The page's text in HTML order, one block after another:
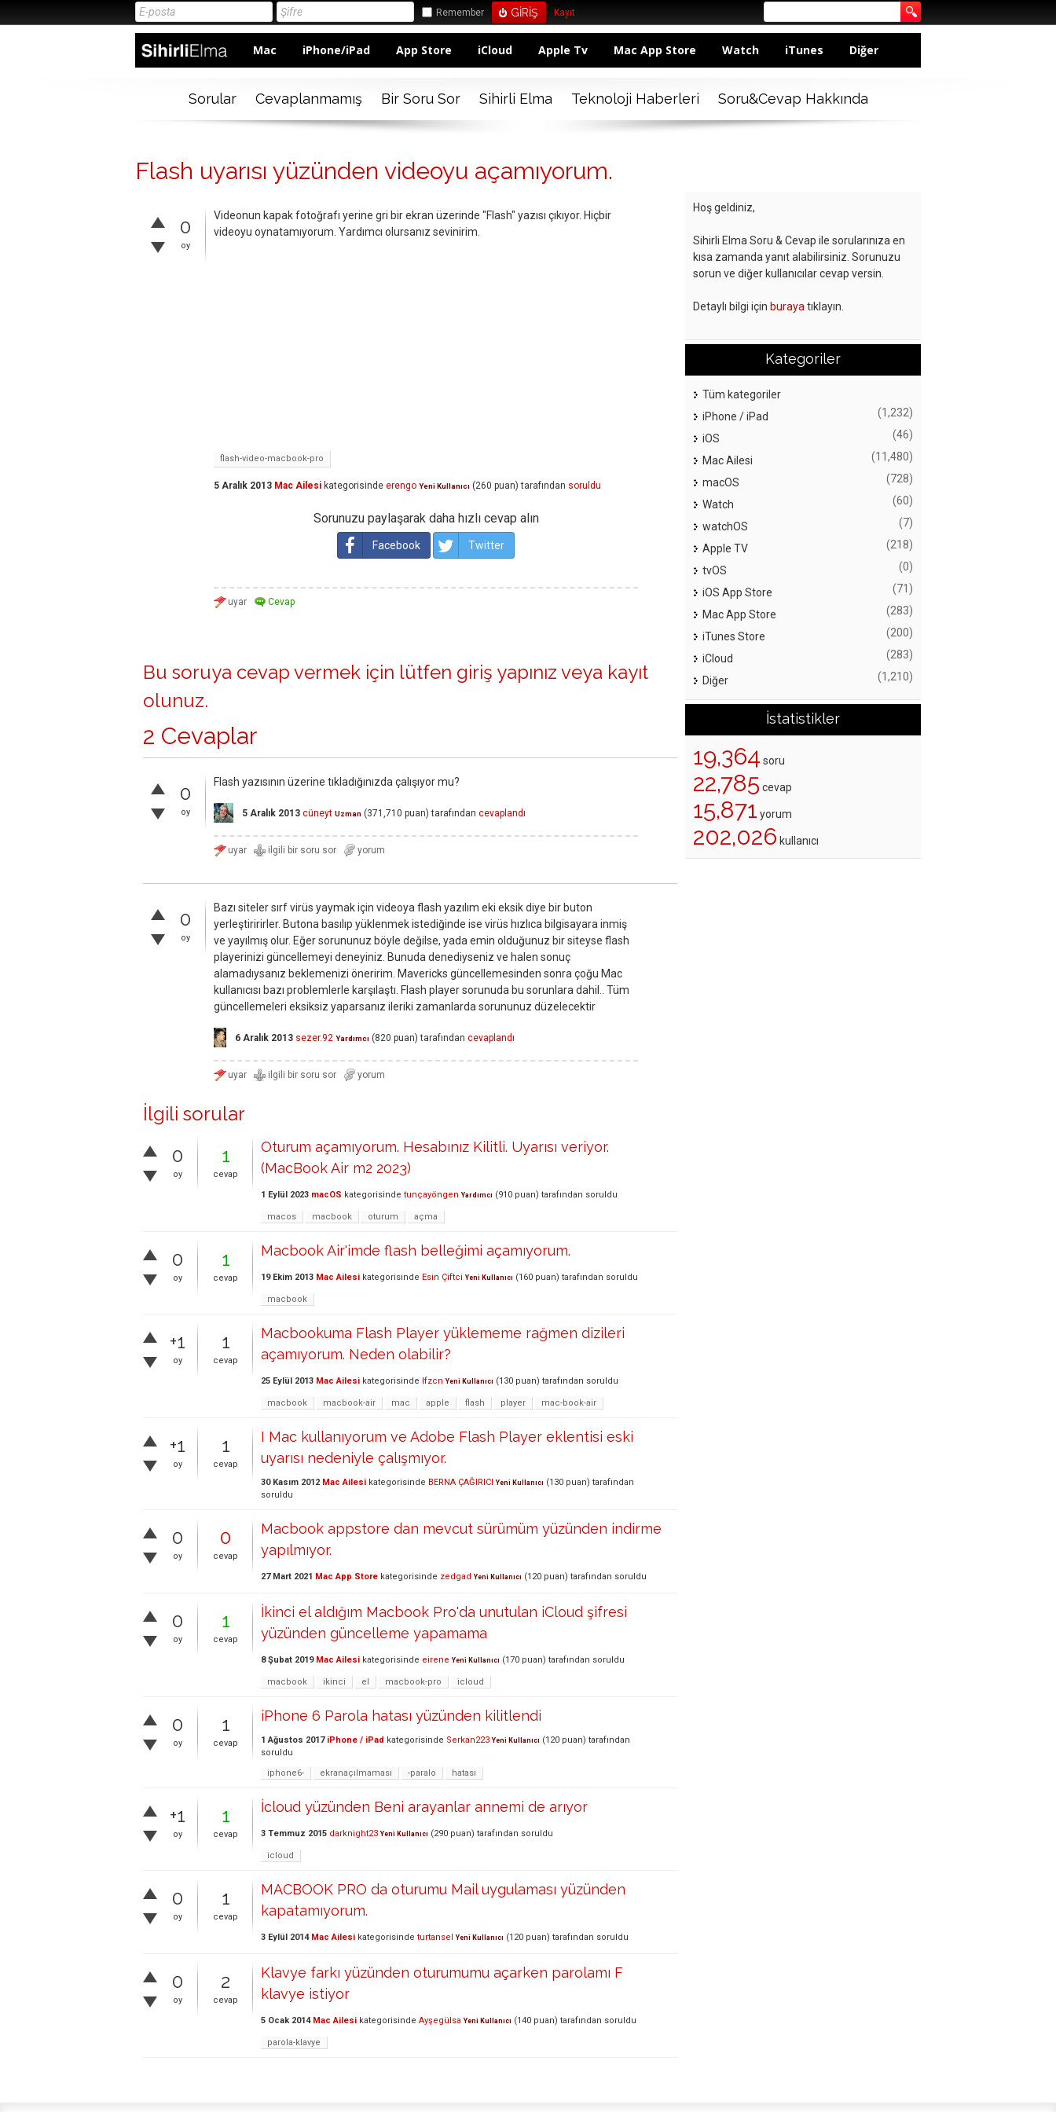
Remember Kayıt
Mac iPhone/iPad App Store iCloud Apple Tv Mac App Store Watch iTunes Diğer
Sorular Cevaplanmamış Bir Soru Sor Sihirli Elma Teknoloji Haberleri Soru&Cevap Hakkında
Flash uyarısı yüzünden videoyu açamıyorum.
0
oy
Videonun kapak fotoğrafı yerine gri bir ekran üzerinde "Flash" yazısı çıkıyor. Hiçbir
videoyu oynatamıyorum. Yardımcı olursanız sevinirim.
flash-video-macbook-pro
5 Aralık 2013 Mac Ailesi kategorisinde erengo Yeni Kullanıcı (260 puan) tarafından soruldu
Sorunuzu paylaşarak daha hızlı cevap alın
Facebook Twitter
Bu soruya cevap vermek için lütfen giriş yapınız veya kayıt
olunuz.
2 Cevaplar
0
oy
Flash yazısının üzerine tıkladığınızda çalışıyor mu?
5 Aralık 2013 cüneyt Uzman (371,710 puan) tarafından cevaplandı
0
oy
Bazı siteler sırf virüs yaymak için videoya flash yazılım eki eksik diye bir buton
yerleştiririrler. Butona basılıp yüklenmek istediğinde ise virüs hızlıca bilgisayara inmiş
ve yayılmış olur. Eğer sorununuz böyle değilse, yada emin olduğunuz bir siteyse flash
playerinizi güncellemeyi deneyiniz. Bunuda denediyseniz ve halen sonuç
alamadıysanız beklemenizi öneririm. Mavericks güncellemesinden sonra çoğu Mac
kullanıcısı bazı problemlerle karşılaştı. Flash player sorunuda bu sorunlara dahil.. Tüm
güncellemeleri eksiksiz yaparsanız ileriki zamanlarda sorununuz düzelecektir
6 Aralık 2013 sezer.92 Yardımcı (820 puan) tarafından cevaplandı
İlgili sorular
0
oy
1
cevap
Oturum açamıyorum. Hesabınız Kilitli. Uyarısı veriyor.
(MacBook Air m2 2023)
1 Eylül 2023 macOS kategorisinde tunçayöngen Yardımcı (910 puan) tarafından soruldu
macos macbook oturum açma
0
oy
1
cevap
Macbook Air'imde flash belleğimi açamıyorum.
19 Ekim 2013 Mac Ailesi kategorisinde Esin Çiftci Yeni Kullanıcı (160 puan) tarafından soruldu
macbook
+1
oy
1
cevap
Macbookuma Flash Player yüklememe rağmen dizileri
açamıyorum. Neden olabilir?
25 Eylül 2013 Mac Ailesi kategorisinde lfzcn Yeni Kullanıcı (130 puan) tarafından soruldu
macbook macbook-air mac apple flash player mac-book-air
+1
oy
1
cevap
I Mac kullanıyorum ve Adobe Flash Player eklentisi eski
uyarısı nedeniyle çalışmıyor.
30 Kasım 2012 Mac Ailesi kategorisinde BERNA ÇAĞIRICI Yeni Kullanıcı (130 puan) tarafından
soruldu
0
oy
0
cevap
Macbook appstore dan mevcut sürümüm yüzünden indirme
yapılmıyor.
27 Mart 2021 Mac App Store kategorisinde zedgad Yeni Kullanıcı (120 puan) tarafından soruldu
0
oy
1
cevap
İkinci el aldığım Macbook Pro'da unutulan iCloud şifresi
yüzünden güncelleme yapamama
8 Şubat 2019 Mac Ailesi kategorisinde eirene Yeni Kullanıcı (170 puan) tarafından soruldu
macbook ikinci el macbook-pro icloud
0
oy
1
cevap
iPhone 6 Parola hatası yüzünden kilitlendi
1 Ağustos 2017 iPhone / iPad kategorisinde Serkan223 Yeni Kullanıcı (120 puan) tarafından
soruldu
iphone6-
ekranaçılmaması -paralo hatası
+1
oy
1
cevap
İcloud yüzünden Beni arayanlar annemi de arıyor
3 Temmuz 2015 darknight23 Yeni Kullanıcı (290 puan) tarafından soruldu
icloud
0
oy
1
cevap
MACBOOK PRO da oturumu Mail uygulaması yüzünden
kapatamıyorum.
3 Eylül 2014 Mac Ailesi kategorisinde turtansel Yeni Kullanıcı (120 puan) tarafından soruldu
0
oy
2
cevap
Klavye farkı yüzünden oturumumu açarken parolamı F
klavye istiyor
5 Ocak 2014 Mac Ailesi kategorisinde Ayşegülsa Yeni Kullanıcı (140 puan) tarafından soruldu
parola-klavye
Hoş geldiniz,
Sihirli Elma Soru & Cevap ile sorularınıza en
kısa zamanda yanıt alabilirsiniz. Sorunuzu
sorun ve diğer kullanıcılar cevap versin.
Detaylı bilgi için buraya tıklayın.
Kategoriler
Tüm kategoriler
iPhone / iPad
(1,232)
iOS (46)
Mac Ailesi (11,480)
macOS (728)
Watch (60)
watchOS (7)
Apple TV (218)
tvOS (0)
iOS App Store (71)
Mac App Store (283)
iTunes Store (200)
iCloud (283)
Diğer (1,210)
İstatistikler
19,364 soru
22,785 cevap
15,871 yorum
202,026 kullanıcı